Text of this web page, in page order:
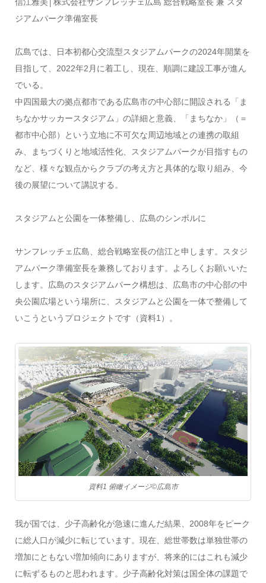
ジアムパーク準備室長
広島では、日本初都心交流型スタジアムパークの2024年開業を
目指して、2022年2月に着工し、現在、順調に建設工事が進ん
でいる。
中四国最大の拠点都市である広島市の中心部に開設される「ま
ちなかサッカースタジアム」の詳細と意義、「まちなか」（＝
都市中心部）という立地に不可欠な周辺地域との連携の取組
み、まちづくりと地域活性化、スタジアムパークが目指すもの
など、様々な観点からクラブの考え方と具体的な取り組み、今
後の展望について講説する。
スタジアムと公園を一体整備し、広島のシンボルに
サンフレッチェ広島、総合戦略室長の信江と申します。スタジ
アムパーク準備室長を兼務しております。よろしくお願いいた
します。広島のスタジアムパーク構想は、広島市の中心部の中
央公園広場という場所に、スタジアムと公園を一体で整備して
いこうというプロジェクトです（資料1）。
資料1 俯瞰イメージ©️広島市
我が国では、少子高齢化が急速に進んだ結果、2008年をピーク
に総人口が減少に転じています。現在、総世帯数は単独世帯の
増加にともない増加傾向にありますが、将来的にはこれも減少
に転ずるものと思われます。少子高齢化対策は国全体の課題で